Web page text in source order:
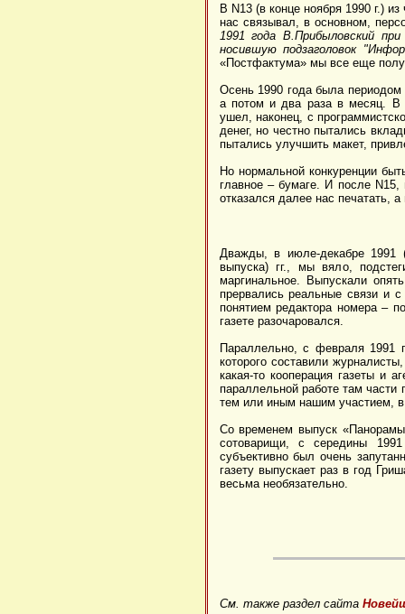
В N13 (в конце ноября 1990 г.)
нас связывал, в основном,
1991 года В.Прибыловский
носившую подзаголовок
«Постфактума» мы все еще
Осень 1990 года была
а потом и два раза в месяц. В
ушел, наконец, с
денег, но честно пытались
пытались улучшить макет,
Но нормальной конкуренции
главное – бумаге. И после
отказался далее нас печатать,
Дважды, в июле-декабре 1991
выпуска) гг., мы вяло,
маргинальное. Выпускали
прервались реальные связи и
понятием редактора номера –
газете разочаровался.
Параллельно, с февраля 1991
которого составили
какая-то кооперация газеты и
параллельной работе там
тем или иным нашим участием, в
Со временем выпуск
сотоварищи, с середины
субъективно был очень
газету выпускает раз в год
весьма необязательно.
См. также раздел сайта